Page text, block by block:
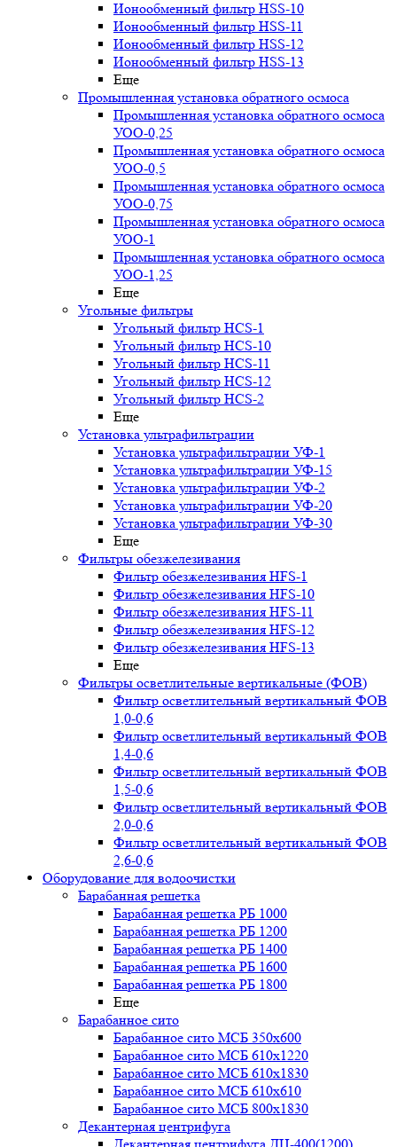
Ионообменный фильтр HSS-10
Ионообменный фильтр HSS-11
Ионообменный фильтр HSS-12
Ионообменный фильтр HSS-13
Еще
Промышленная установка обратного осмоса
Промышленная установка обратного осмоса
УОО-0,25
Промышленная установка обратного осмоса
УОО-0,5
Промышленная установка обратного осмоса
УОО-0,75
Промышленная установка обратного осмоса
УОО-1
Промышленная установка обратного осмоса
УОО-1,25
Еще
Угольные фильтры
Угольный фильтр HСS-1
Угольный фильтр HСS-10
Угольный фильтр HСS-11
Угольный фильтр HСS-12
Угольный фильтр HСS-2
Еще
Установка ультрафильтрации
Установка ультрафильтрации УФ-1
Установка ультрафильтрации УФ-15
Установка ультрафильтрации УФ-2
Установка ультрафильтрации УФ-20
Установка ультрафильтрации УФ-30
Еще
Фильтры обезжелезивания
Фильтр обезжелезивания HFS-1
Фильтр обезжелезивания HFS-10
Фильтр обезжелезивания HFS-11
Фильтр обезжелезивания HFS-12
Фильтр обезжелезивания HFS-13
Еще
Фильтры осветлительные вертикальные (ФОВ)
Фильтр осветлительный вертикальный ФОВ
1,0-0,6
Фильтр осветлительный вертикальный ФОВ
1,4-0,6
Фильтр осветлительный вертикальный ФОВ
1,5-0,6
Фильтр осветлительный вертикальный ФОВ
2,0-0,6
Фильтр осветлительный вертикальный ФОВ
2,6-0,6
Оборудование для водоочистки
Барабанная решетка
Барабанная решетка РБ 1000
Барабанная решетка РБ 1200
Барабанная решетка РБ 1400
Барабанная решетка РБ 1600
Барабанная решетка РБ 1800
Еще
Барабанное сито
Барабанное сито МСБ 350x600
Барабанное сито МСБ 610x1220
Барабанное сито МСБ 610x1830
Барабанное сито МСБ 610x610
Барабанное сито МСБ 800x1830
Декантерная центрифуга